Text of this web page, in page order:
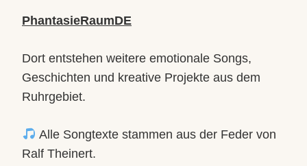
PhantasieRaumDE
Dort entstehen weitere emotionale Songs,
Geschichten und kreative Projekte aus dem
Ruhrgebiet.
Alle Songtexte stammen aus der Feder von
Ralf Theinert.